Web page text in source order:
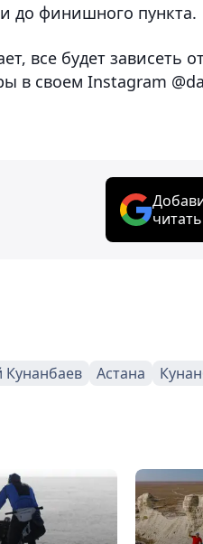
до финишного пункта.
все будет зависеть
в своем Instagram
Кунанбаев Астана